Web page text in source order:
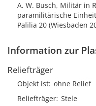
A. W. Busch, Militär in
paramilitärische
Palilia 20 (Wiesbaden
Information zur
Reliefträger
Objekt ist ohne Relief
Reliefträger Stele